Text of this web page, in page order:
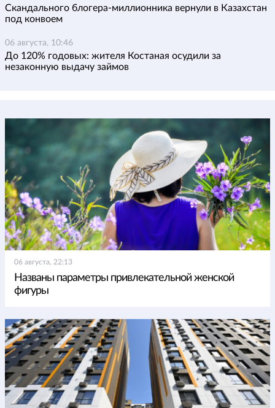
Скандального блогера-миллионника вернули в Казахстан
под конвоем
06 августа, 10:46
До 120% годовых: жителя Костаная осудили за
незаконную выдачу займов
06 августа, 22:13
Названы параметры привлекательной женской
фигуры